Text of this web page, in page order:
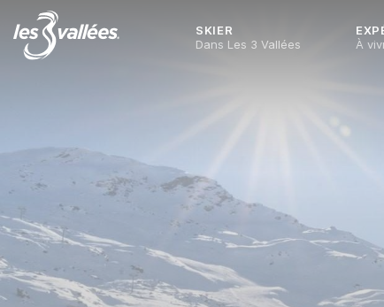
SKIER
Dans Les 3 Vallées
À